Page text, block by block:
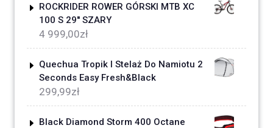
ROCKRIDER ROWER GÓRSKI MTB XC
100 S 29'' SZARY
4 999,00zł
Quechua Tropik I Stelaż Do Namiotu 2
Seconds Easy Fresh&Black
299,99zł
Black Diamond Storm 400 Octane